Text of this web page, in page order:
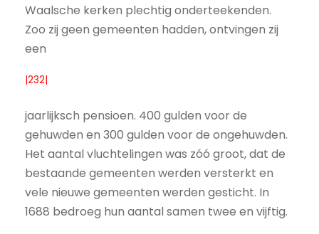
Waalsche kerken plechtig onderteekenden.
Zoo zij geen gemeenten hadden, ontvingen zij
een
|232|
jaarlijksch pensioen. 400 gulden voor de
gehuwden en 300 gulden voor de ongehuwden.
Het aantal vluchtelingen was zóó groot, dat de
bestaande gemeenten werden versterkt en
vele nieuwe gemeenten werden gesticht. In
1688 bedroeg hun aantal samen twee en vijftig.